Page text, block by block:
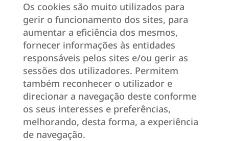
Os cookies são muito utilizados para
gerir o funcionamento dos sites, para
aumentar a eficiência dos mesmos,
fornecer informações às entidades
responsáveis pelos sites e/ou gerir as
sessões dos utilizadores. Permitem
também reconhecer o utilizador e
direcionar a navegação deste conforme
os seus interesses e preferências,
melhorando, desta forma, a experiência
de navegação.